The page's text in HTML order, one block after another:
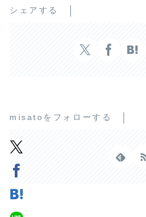
シェアする
misatoをフォローする